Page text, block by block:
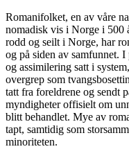
Romanifolket, en av våre
nomadisk vis i Norge i 500
rodd og seilt i Norge, har
og på siden av samfunnet.
og assimilering satt i
overgrep som
tatt fra foreldrene og sendt
myndigheter offisielt om
blitt behandlet. Mye av
tapt, samtidig som
minoriteten.